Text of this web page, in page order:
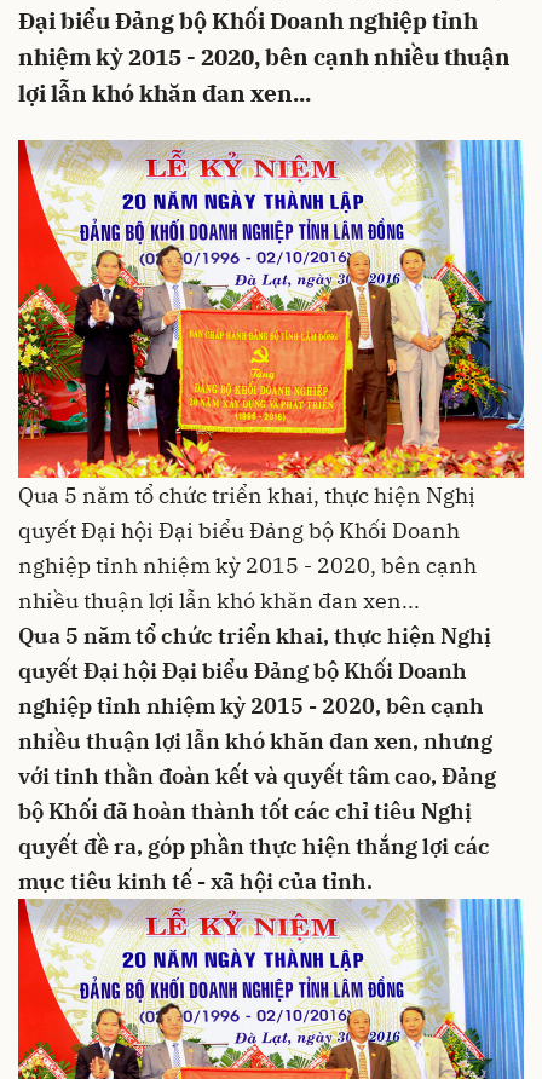
Đại biểu Đảng bộ Khối Doanh nghiệp tỉnh
nhiệm kỳ 2015 - 2020, bên cạnh nhiều thuận
lợi lẫn khó khăn đan xen...
Qua 5 năm tổ chức triển khai, thực hiện Nghị
quyết Đại hội Đại biểu Đảng bộ Khối Doanh
nghiệp tỉnh nhiệm kỳ 2015 - 2020, bên cạnh
nhiều thuận lợi lẫn khó khăn đan xen...
Qua 5 năm tổ chức triển khai, thực hiện Nghị
quyết Đại hội Đại biểu Đảng bộ Khối Doanh
nghiệp tỉnh nhiệm kỳ 2015 - 2020, bên cạnh
nhiều thuận lợi lẫn khó khăn đan xen, nhưng
với tinh thần đoàn kết và quyết tâm cao, Đảng
bộ Khối đã hoàn thành tốt các chỉ tiêu Nghị
quyết đề ra, góp phần thực hiện thắng lợi các
mục tiêu kinh tế - xã hội của tỉnh.